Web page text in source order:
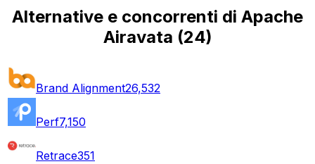
Alternative e concorrenti di Apache
Airavata (24)
Brand Alignment26,532
Perf7,150
Retrace351